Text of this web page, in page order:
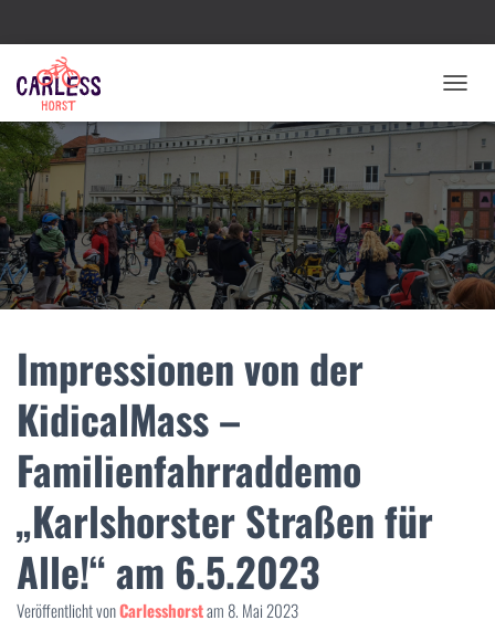
A
G
A
T
I
O
N
U
Impressionen von der
KidicalMass –
Familienfahrraddemo
„Karlshorster Straßen für
Alle!“ am 6.5.2023
Veröffentlicht vonCarlesshorstam 8. Mai 2023